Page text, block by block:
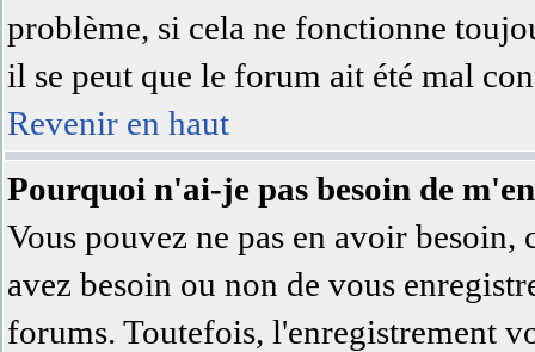
problème, si cela ne fonctionne
il se peut que le forum ait été mal
Revenir en haut
Pourquoi n'ai-je pas besoin de
Vous pouvez ne pas en avoir
avez besoin ou non de vous
forums. Toutefois, l'enregistrement